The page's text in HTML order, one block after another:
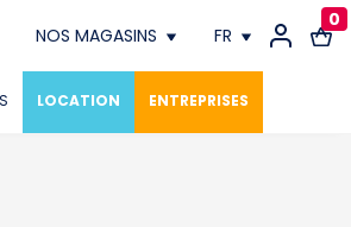
NOS MAGASINS
Conthey
FR
FR
0
LOCATION ENTREPRISES